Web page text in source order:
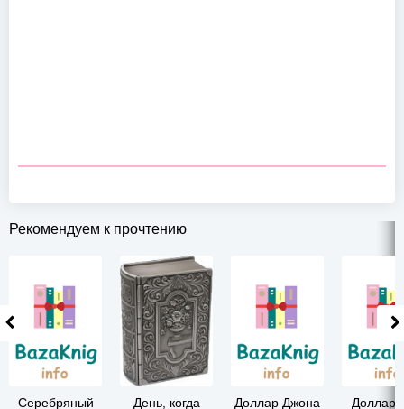
Рекомендуем к прочтению
Серебряный
День, когда
Доллар Джона
Доллар